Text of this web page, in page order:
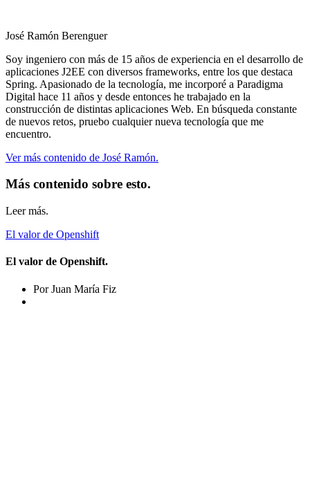
José Ramón Berenguer
Soy ingeniero con más de 15 años de experiencia en el desarrollo de
aplicaciones J2EE con diversos frameworks, entre los que destaca
Spring. Apasionado de la tecnología, me incorporé a Paradigma
Digital hace 11 años y desde entonces he trabajado en la
construcción de distintas aplicaciones Web. En búsqueda constante
de nuevos retos, pruebo cualquier nueva tecnología que me
encuentro.
Ver más contenido de José Ramón.
Más contenido sobre esto.
Leer más.
El valor de Openshift
El valor de Openshift.
Por Juan María Fiz